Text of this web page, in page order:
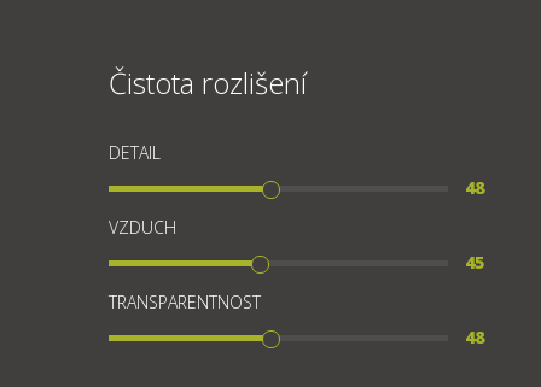
Čistota rozlišení
DETAIL
48
VZDUCH
45
TRANSPARENTNOST
48